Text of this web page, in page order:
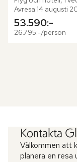
Avresa 14 augusti
53.590:-
26.795:-/person
Kontakta
Välkommen att
planera en resa